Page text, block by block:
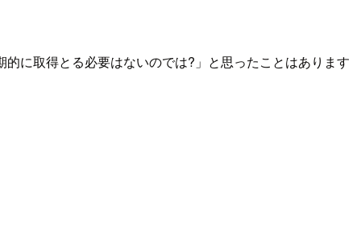
に取得とる必要はないのでは?」と思ったことはあります